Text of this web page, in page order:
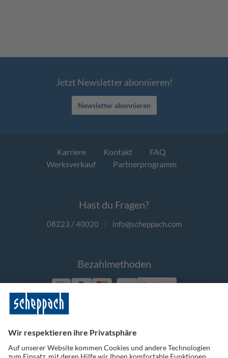
Jetzt Newsletter abonnieren!
Newsletter abonnieren
Karriere Kontakt
FAQ
Werksverkauf
Partnerprogramm
Hast du Fragen?
08223 / 40020 | info@scheppach.com
Bezahlmethoden
Vorkasse